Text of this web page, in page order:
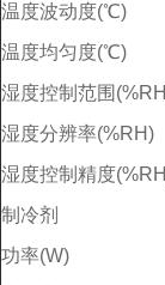
温度波动度(℃)
温度均匀度(℃)
湿度控制范围
湿度分辨率(%RH)
湿度控制精度
制冷剂
功率(W)